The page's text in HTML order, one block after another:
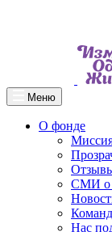
Меню
О фонде
СМИ о
Нас